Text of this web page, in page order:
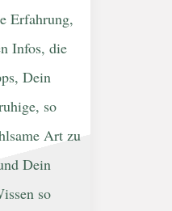
Erfahrung,
Infos, die
Dein
so
Art zu
Dein
so